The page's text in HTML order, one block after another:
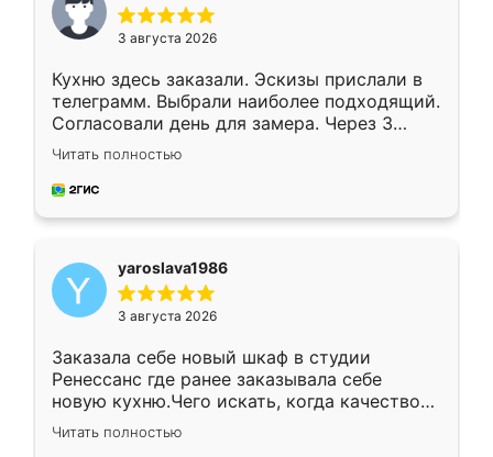
3 августа 2026
Кухню здесь заказали. Эскизы прислали в
телеграмм. Выбрали наиболее подходящий.
Согласовали день для замера. Через 3
недели кухня была уже готова. Остались
довольны работой. Спасибо Ренессанс
мебель за качественную работу!
Читать полностью
yaroslava1986
3 августа 2026
Заказала себе новый шкаф в студии
Ренессанс где ранее заказывала себе
новую кухню.Чего искать, когда качеством
вполне довольна. Служит кухня уже почти
два года, нареканий нет.
Читать полностью